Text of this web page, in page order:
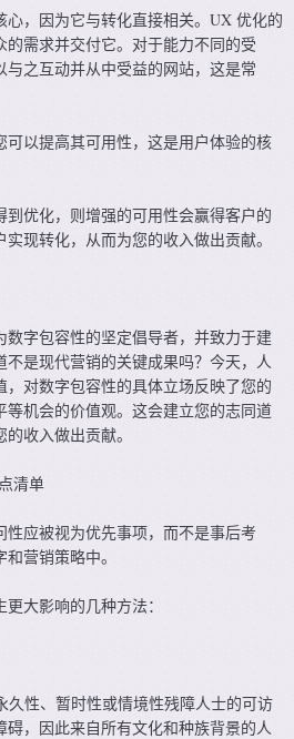
心，因为它与转化直接相关。UX 优化的
需求并交付它。对于能力不同的受
之互动并从中受益的网站，这是常
以提高其可用性，这是用户体验的核
优化，则增强的可用性会赢得客户的
现转化，从而为您的收入做出贡献。
数字包容性的坚定倡导者，并致力于建
是现代营销的关键成果吗？今天，人
对数字包容性的具体立场反映了您的
等机会的价值观。这会建立您的志同道
收入做出贡献。
清单
性应被视为优先事项，而不是事后考
营销策略中。
大影响的几种方法：
久性、暂时性或情境性残障人士的可访
，因此来自所有文化和种族背景的人